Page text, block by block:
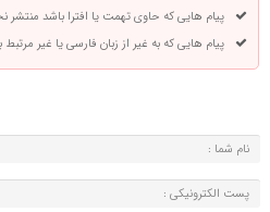
پیام هایی که حاوی تهمت یا افترا باشد منتشر
پیام هایی که به غیر از زبان فارسی یا غیر